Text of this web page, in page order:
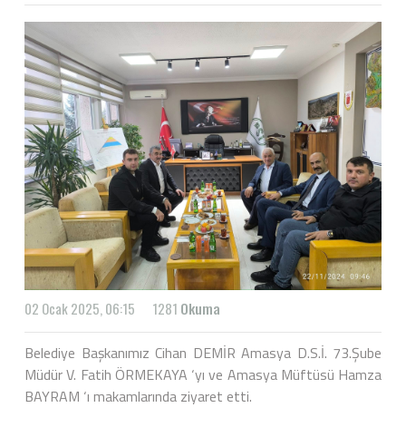
02 Ocak 2025, 06:15 1281 Okuma
Belediye Başkanımız Cihan DEMİR Amasya D.S.İ. 73.Şube
Müdür V. Fatih ÖRMEKAYA ‘yı ve Amasya Müftüsü Hamza
BAYRAM ‘ı makamlarında ziyaret etti.